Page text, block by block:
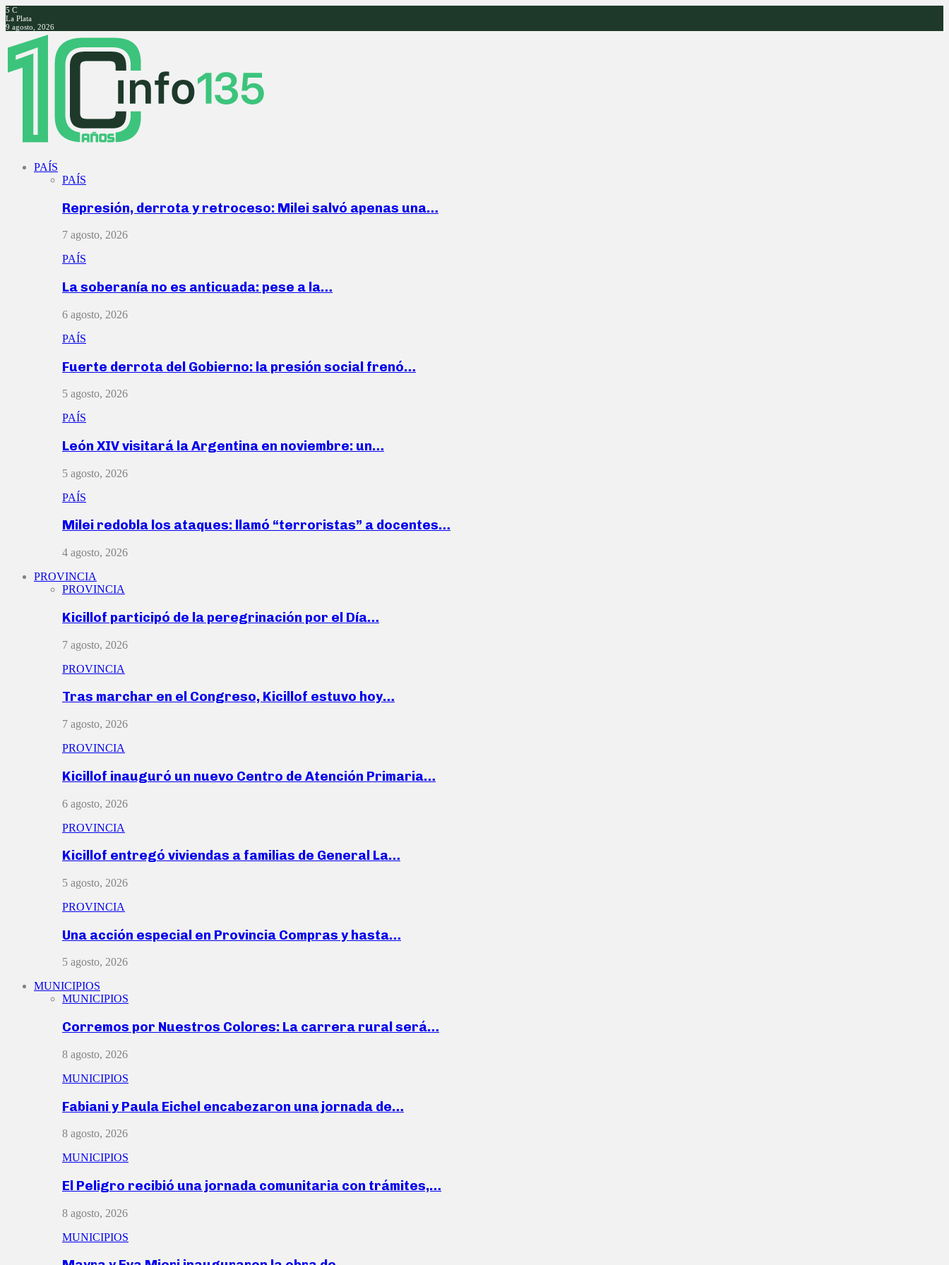
5 C
La Plata
9 agosto, 2026
Facebook
Twitter
Instagram
Youtube
PAÍS
PAÍS
Represión, derrota y retroceso: Milei salvó apenas una…
7 agosto, 2026
PAÍS
La soberanía no es anticuada: pese a la…
6 agosto, 2026
PAÍS
Fuerte derrota del Gobierno: la presión social frenó…
5 agosto, 2026
PAÍS
León XIV visitará la Argentina en noviembre: un…
5 agosto, 2026
PAÍS
Milei redobla los ataques: llamó “terroristas” a docentes…
4 agosto, 2026
PROVINCIA
PROVINCIA
Kicillof participó de la peregrinación por el Día…
7 agosto, 2026
PROVINCIA
Tras marchar en el Congreso, Kicillof estuvo hoy…
7 agosto, 2026
PROVINCIA
Kicillof inauguró un nuevo Centro de Atención Primaria…
6 agosto, 2026
PROVINCIA
Kicillof entregó viviendas a familias de General La…
5 agosto, 2026
PROVINCIA
Una acción especial en Provincia Compras y hasta…
5 agosto, 2026
MUNICIPIOS
MUNICIPIOS
Corremos por Nuestros Colores: La carrera rural será…
8 agosto, 2026
MUNICIPIOS
Fabiani y Paula Eichel encabezaron una jornada de…
8 agosto, 2026
MUNICIPIOS
El Peligro recibió una jornada comunitaria con trámites,…
8 agosto, 2026
MUNICIPIOS